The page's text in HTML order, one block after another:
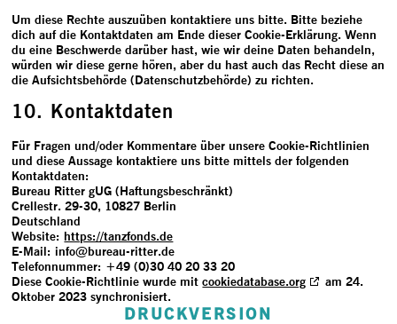
Um diese Rechte auszuüben kontaktiere uns bitte. Bitte beziehe
dich auf die Kontaktdaten am Ende dieser Cookie-Erklärung. Wenn
du eine Beschwerde darüber hast, wie wir deine Daten behandeln,
würden wir diese gerne hören, aber du hast auch das Recht diese an
die Aufsichtsbehörde (Datenschutzbehörde) zu richten.
10. Kontaktdaten
Für Fragen und/oder Kommentare über unsere Cookie-Richtlinien
und diese Aussage kontaktiere uns bitte mittels der folgenden
Kontaktdaten:
Bureau Ritter gUG (Haftungsbeschränkt)
Crellestr. 29-30, 10827 Berlin
Deutschland
Website: https://tanzfonds.de
E-Mail: info@bureau-ritter.de
Telefonnummer: +49 (0)30 40 20 33 20
Diese Cookie-Richtlinie wurde mitcookiedatabase.org
am 24.
Oktober 2023 synchronisiert.
DRUCKVERSION